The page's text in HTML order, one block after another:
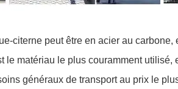
citerne peut être en acier au
le matériau le plus couramment
généraux de transport au prix le